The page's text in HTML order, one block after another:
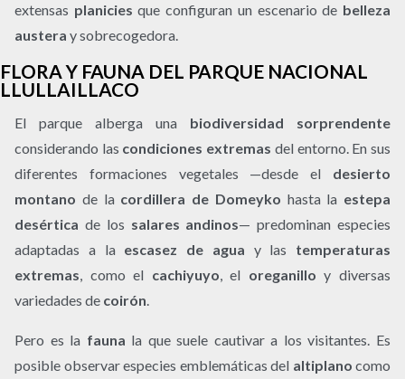
extensas planicies que configuran un escenario de belleza
austera y sobrecogedora.
FLORA Y FAUNA DEL PARQUE NACIONAL
LLULLAILLACO
El parque alberga una biodiversidad sorprendente
considerando las condiciones extremas del entorno. En sus
diferentes formaciones vegetales —desde el desierto
montano de la cordillera de Domeyko hasta la estepa
desértica de los salares andinos— predominan especies
adaptadas a la escasez de agua y las temperaturas
extremas , como el cachiyuyo , el oreganillo y diversas
variedades de coirón
Pero es la fauna la que suele cautivar a los visitantes. Es
posible observar especies emblemáticas del altiplano como